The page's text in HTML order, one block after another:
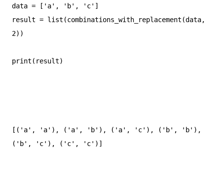
data = ['a', 'b', 'c']
result = list(combinations_with_replacement(data,
2))
print(result)
[('a', 'a'), ('a', 'b'), ('a', 'c'), ('b', 'b'),
('b', 'c'), ('c', 'c')]